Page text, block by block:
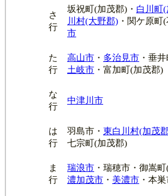
さ
行
坂祝町(加茂郡)・ 白川町
川村(大野郡)・関ケ原町(
市
た
行
高山市・ 多治見市・垂井
土岐市・富加町(加茂郡)
な
行
中津川市
は
行
羽島市・ 東白川村(加茂
七宗町(加茂郡)
ま
行
瑞浪市・瑞穂市・御嵩町
濃加茂市・ 美濃市・本巣